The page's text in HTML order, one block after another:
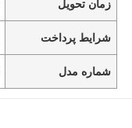
زمان تحویل
شرایط پرداخت
شماره مدل